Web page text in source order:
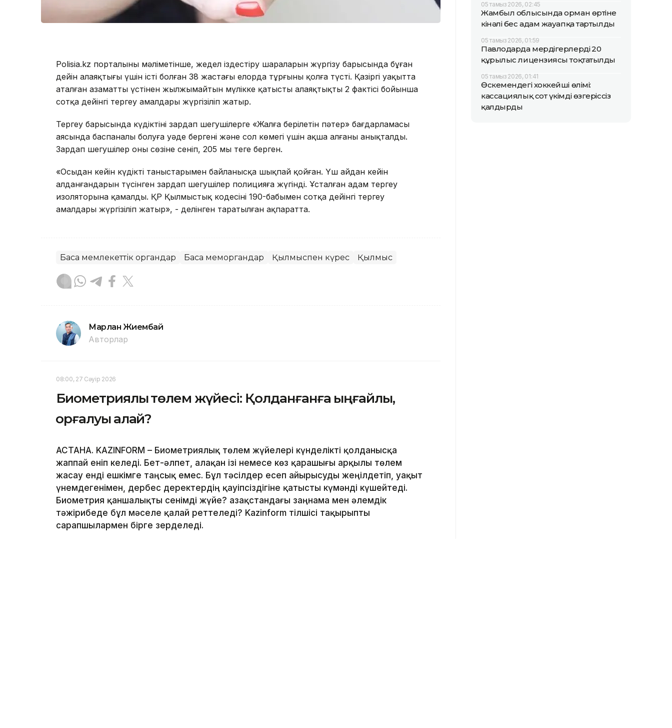
Polisia.kz порталының мәліметінше, жедел іздестіру шараларын жүргізу барысында бұған
дейін алаяқтығы үшін істі болған 38 жастағы елорда тұрғыны қолға түсті. Қазіргі уақытта
аталған азаматтың үстінен жылжымайтын мүлікке қатысты алаяқтықтың 2 фактісі бойынша
сотқа дейінгі тергеу амалдары жүргізіліп жатыр.
Тергеу барысында күдіктінің зардап шегушілерге «Жалға берілетін пәтер» бағдарламасы
аясында баспаналы болуға уәде бергені және сол көмегі үшін ақша алғаны анықталды.
Зардап шегушілер оның сөзіне сеніп, 205 мың теңге берген.
«Осыдан кейін күдікті таныстарымен байланысқа шықпай қойған. Үш айдан кейін
алданғандарын түсінген зардап шегушілер полицияға жүгінді. Ұсталған адам тергеу
изоляторына қамалды. ҚР Қылмыстық кодесінің 190-бабымен сотқа дейінгі тергеу
амалдары жүргізіліп жатыр», - делінген таратылған ақпаратта.
Басқа мемлекеттік органдар Басқа меморгандар Қылмыспен күрес Қылмыс
Марлан Жиембай
Авторлар
08:00, 27 Сәуір 2026
Биометриялық төлем жүйесі: Қолданғанға ыңғайлы,
қорғалуы қалай?
АСТАНА. KAZINFORM – Биометриялық төлем жүйелері күнделікті қолданысқа
жаппай еніп келеді. Бет-әлпет, алақан ізі немесе көз қарашығы арқылы төлем
жасау енді ешкімге таңсық емес. Бұл тәсілдер есеп айырысуды жеңілдетіп, уақыт
үнемдегенімен, дербес деректердің қауіпсіздігіне қатысты күмәнді күшейтеді.
Биометрия қаншалықты сенімді жүйе? Қазақстандағы заңнама мен әлемдік
тәжірибеде бұл мәселе қалай реттеледі? Kazinform тілшісі тақырыпты
сарапшылармен бірге зерделеді.
05 тамыз 2026, 02:45
Жамбыл облысында орман өртіне
кінәлі бес адам жауапқа тартылды
05 тамыз 2026, 01:59
Павлодарда мердігерлердің 20
құрылыс лицензиясы тоқтатылды
05 тамыз 2026, 01:41
Өскемендегі хоккейші өлімі:
кассациялық сот үкімді өзгеріссіз
қалдырды